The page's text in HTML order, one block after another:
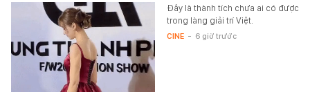
Đây là thành tích chưa ai có được
trong làng giải trí Việt.
CINE - 6 giờ trước